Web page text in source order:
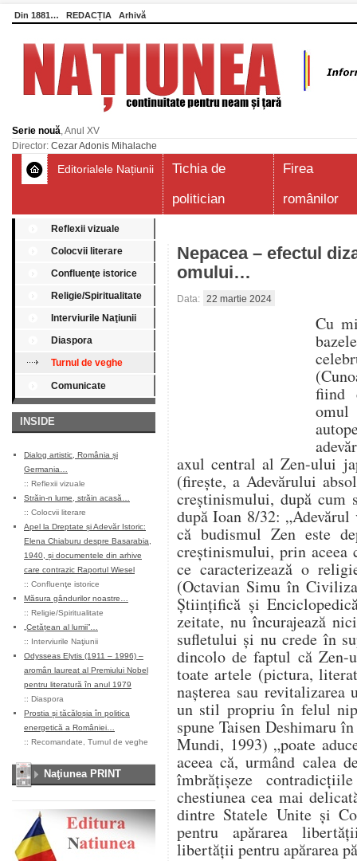
Din 1881… REDACȚIA Arhivă
Serie nouă, Anul XV
Director: Cezar Adonis Mihalache
Editorialele Națiunii
Tichia de
politician
Firea
românilor
Reflexii vizuale
Colocvii literare
Confluenţe istorice
Religie/Spiritualitate
Interviurile Naţiunii
Diaspora
Turnul de veghe
Comunicate
INSIDE
Dialog artistic, România și
Germania…
:: Reflexii vizuale
Străin-n lume, străin acasă…
:: Colocvii literare
Apel la Dreptate și Adevăr Istoric:
Elena Chiaburu despre Basarabia,
1940, și documentele din arhive
care contrazic Raportul Wiesel
:: Confluenţe istorice
Măsura gândurilor noastre…
:: Religie/Spiritualitate
„Cetățean al lumii”…
:: Interviurile Naţiunii
Odysseas Elytis (1911 – 1996) –
aromân laureat al Premiului Nobel
pentru literatură în anul 1979
:: Diaspora
Prostia și tăcăloșia în politica
energetică a României…
:: Recomandate Turnul de veghe
Naţiunea PRINT
Nepacea – efectul
omului…
Data: 22 martie 2024
Cu
fiind
axul central al Zen-ului
(firește, a Adevărului
creștinismului, după cum
după Ioan 8/32:
că budismul Zen este
creștinismului, prin
ce caracterizează o
(Octavian Simu în
Științifică și
zeitate, nu încurajează
sufletului și nu crede în
dincolo de faptul că
toate artele (pictura,
nașterea sau
un stil propriu în felul
spune Taisen Deshimaru
Mundi, 1993) „poate
aceea că, urmând calea
îmbrățișeze
chestiunea cea mai
dintre Statele Unite și
pentru apărarea
libertății pentru apărarea